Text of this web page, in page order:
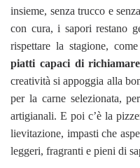
insieme, senza trucco e
con cura, i sapori restano
rispettare la stagione,
piatti capaci di
creatività si appoggia alla
per la carne selezionata,
artigianali. E poi c’è la
lievitazione, impasti che
leggeri, fragranti e pieni di